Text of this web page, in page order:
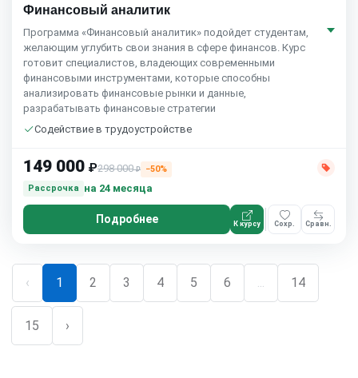
Финансовый аналитик
Программа «Финансовый аналитик» подойдет студентам,
желающим углубить свои знания в сфере финансов. Курс
готовит специалистов, владеющих современными
финансовыми инструментами, которые способны
анализировать финансовые рынки и данные,
разрабатывать финансовые стратегии
Содействие в трудоустройстве
149 000 ₽298 000₽
−50%
Рассрочка
на 24 месяца
Подробнее К курсу Сохр. Сравн.
‹ 1 2 3 4 5 6 ... 14
15 ›